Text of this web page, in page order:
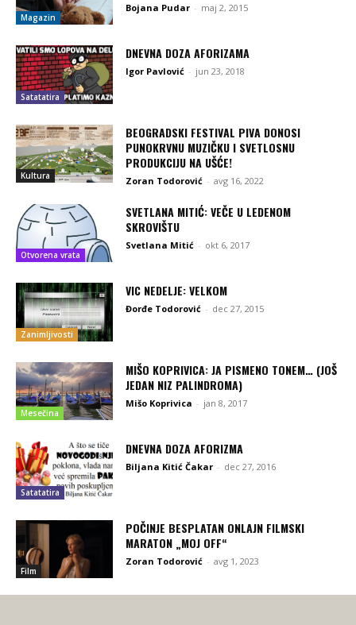
Magazin
Bojana Pudar - maj 2, 2015
Satatatira
DNEVNA DOZA AFORIZAMA
Igor Pavlović - jun 23, 2018
Kultura
BEOGRADSKI FESTIVAL PIVA DONOSI
PUNOKRVNU MUZIČKU I SVETLOSNU
PRODUKCIJU NA UŠĆE!
Zoran Todorović - avg 16, 2022
Otvorena vrata
SVETLANA MITIĆ: VEČE U LEDENOM
SKROVIŠTU
Svetlana Mitić - okt 6, 2017
Zanimljivosti
VIC NEDELJE: VELKOM
Đorđe Todorović - dec 27, 2015
Mesečina
MIŠO KOPRIVICA: JA PISMENO TONEM… (JOŠ
JEDAN NIZ PALINDROMA)
Mišo Koprivica - jan 8, 2017
Satatatira
DNEVNA DOZA AFORIZMA
Biljana Kitić Čakar - dec 27, 2016
Film
POČINJE BESPLATAN ONLAJN FILMSKI
MARATON „MOJ OFF“
Zoran Todorović - avg 1, 2023